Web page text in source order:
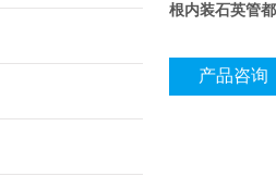
根内装石英管
产品咨询